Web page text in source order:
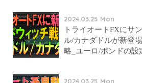
2024.03.25 Mon
トライオートFXにサ
ル/カナダドルが新登
略_ユーロ/ポンドの設
2024.03.25 Mon